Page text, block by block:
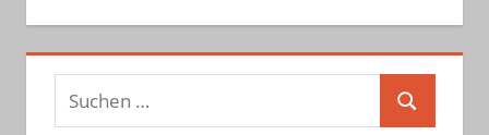
Suchen
nach:
Suchen